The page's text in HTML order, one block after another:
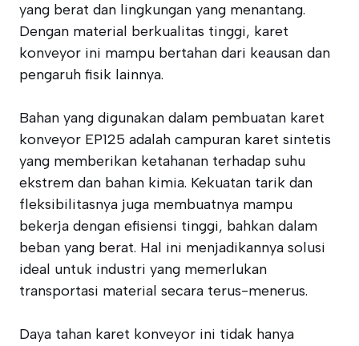
yang berat dan lingkungan yang menantang.
Dengan material berkualitas tinggi, karet
konveyor ini mampu bertahan dari keausan dan
pengaruh fisik lainnya.
Bahan yang digunakan dalam pembuatan karet
konveyor EP125 adalah campuran karet sintetis
yang memberikan ketahanan terhadap suhu
ekstrem dan bahan kimia. Kekuatan tarik dan
fleksibilitasnya juga membuatnya mampu
bekerja dengan efisiensi tinggi, bahkan dalam
beban yang berat. Hal ini menjadikannya solusi
ideal untuk industri yang memerlukan
transportasi material secara terus-menerus.
Daya tahan karet konveyor ini tidak hanya